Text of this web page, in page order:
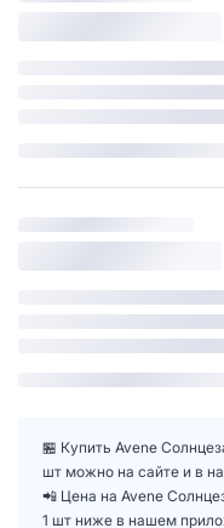
🏪 Купить Avene
шт можно на сайте и в
📲 Цена на Avene
1 шт ниже в нашем